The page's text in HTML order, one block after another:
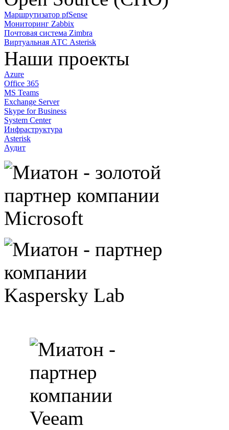
Маршрутизатор pfSense
Мониторинг Zabbix
Почтовая система Zimbra
Виртуальная АТС Asterisk
Наши проекты
Azure
Office 365
MS Teams
Exchange Server
Skype for Business
System Center
Инфраструктура
Asterisk
Аудит